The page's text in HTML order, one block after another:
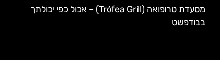
מסעדת טרופואה (Trófea Grill) – אכול כפי יכולתך
בבודפשט